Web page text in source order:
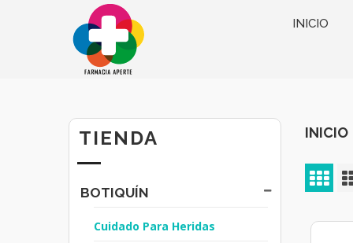
INICIO
TIENDA
BOTIQUÍN
Cuidado Para Heridas
INICIO